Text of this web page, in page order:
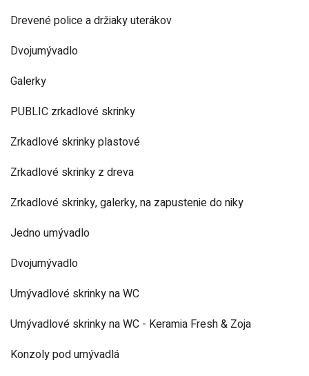
Drevené police a držiaky uterákov
Dvojumývadlo
Galerky
PUBLIC zrkadlové skrinky
Zrkadlové skrinky plastové
Zrkadlové skrinky z dreva
Zrkadlové skrinky, galerky, na zapustenie do niky
Jedno umývadlo
Dvojumývadlo
Umývadlové skrinky na WC
Umývadlové skrinky na WC - Keramia Fresh & Zoja
Konzoly pod umývadlá